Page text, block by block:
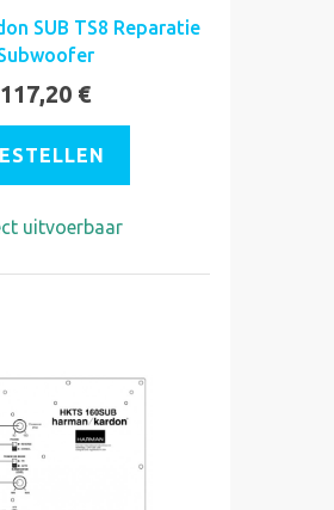
SUB TS8 Reparatie
117,20 €
uitvoerbaar